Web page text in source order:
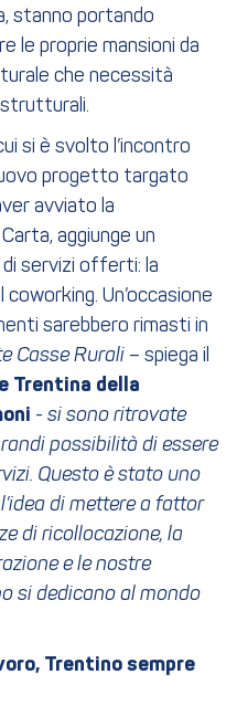
stanno portando
le proprie mansioni da
che necessità
si è svolto l’incontro
progetto targato
avviato la
aggiunge un
servizi offerti: la
Un’occasione
sarebbero rimasti in
Casse Rurali – spiega il
Trentina della
- si sono ritrovate
possibilità di essere
Questo è stato uno
di mettere a fattor
di ricollocazione, la
e le nostre
si dedicano al mondo
Trentino sempre